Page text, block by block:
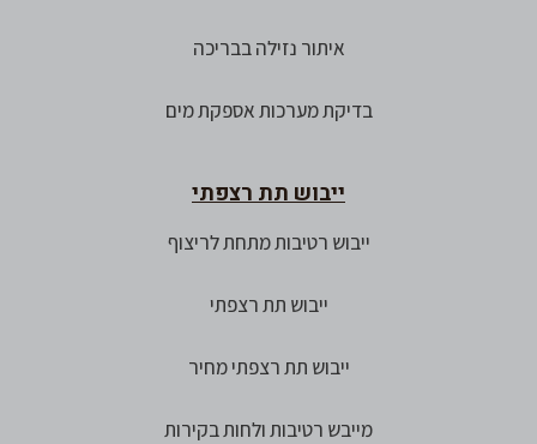
איתור נזילה בבריכה
בדיקת מערכות אספקת מים
ייבוש תת רצפתי
ייבוש רטיבות מתחת לריצוף
ייבוש תת רצפתי
ייבוש תת רצפתי מחיר
מייבש רטיבות ולחות בקירות